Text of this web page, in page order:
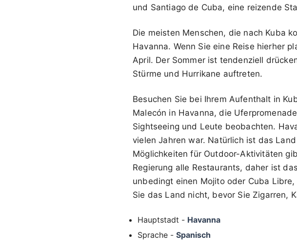
und Santiago de Cuba, eine reizende
Die meisten Menschen, die nach Kuba
Havanna. Wenn Sie eine Reise hierher
April. Der Sommer ist tendenziell
Stürme und Hurrikane auftreten.
Besuchen Sie bei Ihrem Aufenthalt in
Malecón in Havanna, die
Sightseeing und Leute beobachten.
vielen Jahren war. Natürlich ist das
Möglichkeiten für Outdoor-Aktivitäten
Regierung alle Restaurants, daher ist
unbedingt einen Mojito oder Cuba
Sie das Land nicht, bevor Sie Zigarren,
Hauptstadt - Havanna
Sprache - Spanisch